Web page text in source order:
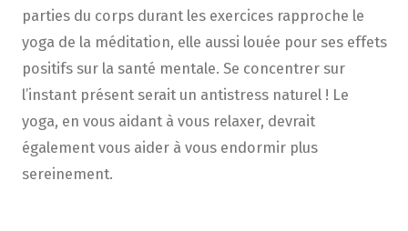
parties du corps durant les exercices rapproche le
yoga de la méditation, elle aussi louée pour ses effets
positifs sur la santé mentale. Se concentrer sur
l’instant présent serait un antistress naturel ! Le
yoga, en vous aidant à vous relaxer, devrait
également vous aider à vous endormir plus
sereinement.